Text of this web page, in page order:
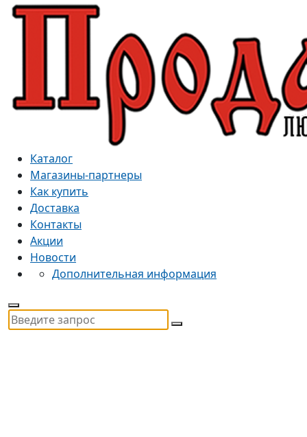
Каталог
Магазины-партнеры
Как купить
Доставка
Контакты
Акции
Новости
Дополнительная информация